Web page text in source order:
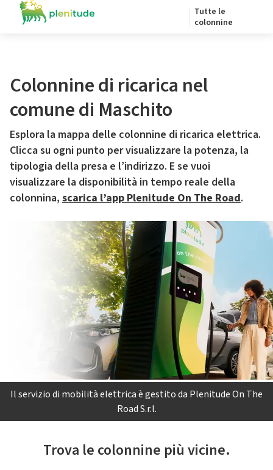
Tutte le
colonnine
Colonnine di ricarica nel
comune di Maschito
Esplora la mappa delle colonnine di ricarica elettrica.
Clicca su ogni punto per visualizzare la potenza, la
tipologia della presa e l’indirizzo. E se vuoi
visualizzare la disponibilità in tempo reale della
colonnina, scarica l’app Plenitude On The Road.
Il servizio di mobilità elettrica è gestito da Plenitude On The
Road S.r.l.
Trova le colonnine più vicine.